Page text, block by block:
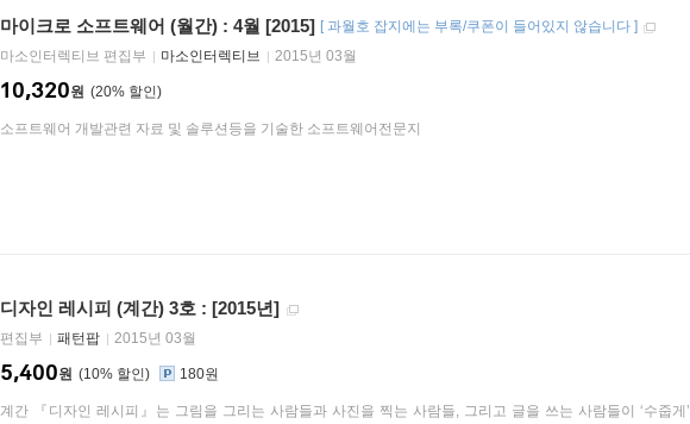
마이크로 소프트웨어 (월간) : 4월 [2015] [과월호 잡지에는 부록/쿠폰이 들어있지 않습니다 ]
마소인터렉티브 편집부
마소인터렉티브 2015년 03월
20%
10,320원
소프트웨어 개발관련 자료 및 솔루션등을 기술한 소프트웨어전문지
디자인 레시피 (계간) 3호 : [2015년]
편집부 패턴팝 2015년 03월
10%
5,400원 180원
계간 『디자인 레시피』는 그림을 그리는 사람들과 사진을 찍는 사람들, 그리고 글을 쓰는 사람들이 ‘수줍게